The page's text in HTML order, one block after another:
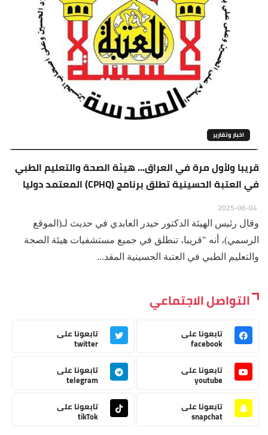
اخبار وتقارير
قريبا ولأول مرة في العراق... هيئة الصحة والتعليم الطبي
في العتبة الحسينية تطلق برنامج (CPHQ) المعتمد دوليا
وقال رئيس الهيئة الدكتور حيدر العابدي في حديث لـ(الموقع
الرسمي)، أنه "قريبا، تنطلق في جميع مستشفيات هيئة الصحة
والتعليم الطبي في العتبة الحسينية المقد...
التواصل الاجتماعي
تابعونا على
facebook
تابعونا على
twitter
تابعونا على
youtube
تابعونا على
telegram
تابعونا على
snapchat
تابعونا على
tikTok